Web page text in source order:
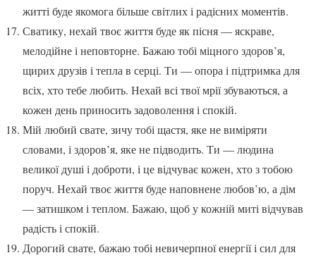
житті буде якомога більше світлих і радісних моментів.
Сватику, нехай твоє життя буде як пісня — яскраве,
мелодійне і неповторне. Бажаю тобі міцного здоров’я,
щирих друзів і тепла в серці. Ти — опора і підтримка для
всіх, хто тебе любить. Нехай всі твої мрії збуваються, а
кожен день приносить задоволення і спокій.
Мій любий свате, зичу тобі щастя, яке не виміряти
словами, і здоров’я, яке не підводить. Ти — людина
великої душі і доброти, і це відчуває кожен, хто з тобою
поруч. Нехай твоє життя буде наповнене любов’ю, а дім
— затишком і теплом. Бажаю, щоб у кожній миті відчував
радість і спокій.
Дорогий свате, бажаю тобі невичерпної енергії і сил для